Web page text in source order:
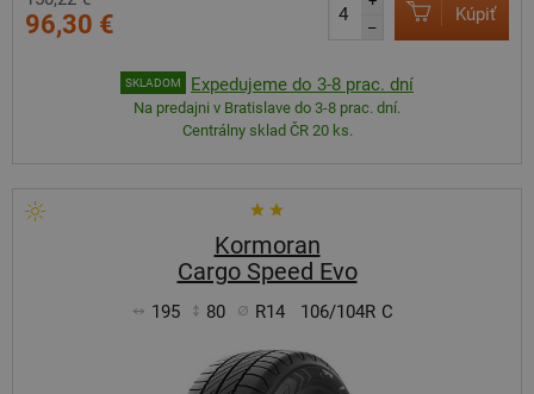
96,30 €
–
Kúpiť
SKLADOM Expedujeme do 3-8 prac. dní
Na predajni v Bratislave do 3-8 prac. dní.
Centrálny sklad ČR 20 ks.
Kormoran
Cargo Speed Evo
195 80 R14 106/104R C